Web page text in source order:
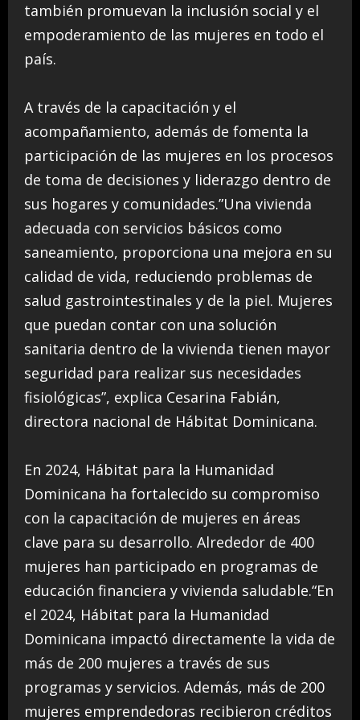
también promuevan la inclusión social y el
empoderamiento de las mujeres en todo el
país.
A través de la capacitación y el
acompañamiento, además de fomenta la
participación de las mujeres en los procesos
de toma de decisiones y liderazgo dentro de
sus hogares y comunidades.”Una vivienda
adecuada con servicios básicos como
saneamiento, proporciona una mejora en su
calidad de vida, reduciendo problemas de
salud gastrointestinales y de la piel. Mujeres
que puedan contar con una solución
sanitaria dentro de la vivienda tienen mayor
seguridad para realizar sus necesidades
fisiológicas”, explica Cesarina Fabián,
directora nacional de Hábitat Dominicana.
En 2024, Hábitat para la Humanidad
Dominicana ha fortalecido su compromiso
con la capacitación de mujeres en áreas
clave para su desarrollo. Alrededor de 400
mujeres han participado en programas de
educación financiera y vivienda saludable.“En
el 2024, Hábitat para la Humanidad
Dominicana impactó directamente la vida de
más de 200 mujeres a través de sus
programas y servicios. Además, más de 200
mujeres emprendedoras recibieron créditos